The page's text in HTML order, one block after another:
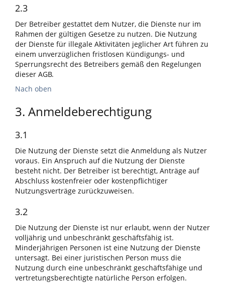
2.3
Der Betreiber gestattet dem Nutzer, die Dienste nur im
Rahmen der gültigen Gesetze zu nutzen. Die Nutzung
der Dienste für illegale Aktivitäten jeglicher Art führen zu
einem unverzüglichen fristlosen Kündigungs- und
Sperrungsrecht des Betreibers gemäß den Regelungen
dieser AGB.
Nach oben
3. Anmeldeberechtigung
3.1
Die Nutzung der Dienste setzt die Anmeldung als Nutzer
voraus. Ein Anspruch auf die Nutzung der Dienste
besteht nicht. Der Betreiber ist berechtigt, Anträge auf
Abschluss kostenfreier oder kostenpflichtiger
Nutzungsverträge zurückzuweisen.
3.2
Die Nutzung der Dienste ist nur erlaubt, wenn der Nutzer
volljährig und unbeschränkt geschäftsfähig ist.
Minderjährigen Personen ist eine Nutzung der Dienste
untersagt. Bei einer juristischen Person muss die
Nutzung durch eine unbeschränkt geschäftsfähige und
vertretungsberechtigte natürliche Person erfolgen.